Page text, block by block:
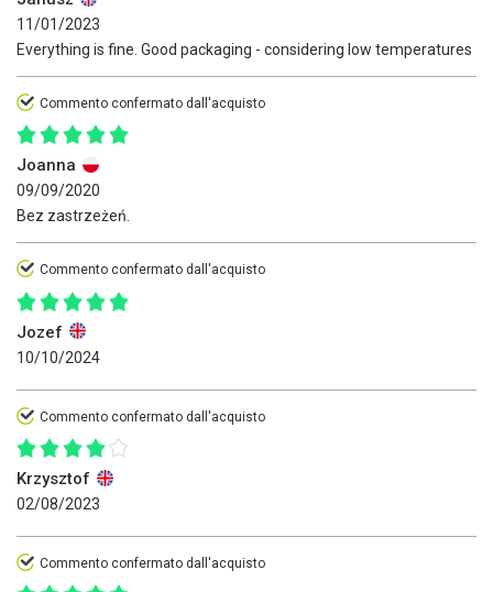
11/01/2023
Everything is fine. Good packaging - considering low temperatures
Commento confermato dall'acquisto
Joanna
09/09/2020
Bez zastrzeżeń.
Commento confermato dall'acquisto
Jozef
10/10/2024
Commento confermato dall'acquisto
Krzysztof
02/08/2023
Commento confermato dall'acquisto